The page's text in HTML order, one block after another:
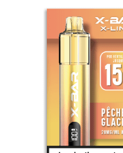
ABONNEMENTS
COLLECTIONS
KONTAKTIERE UNS.
WERDEN SIE X-BAR-